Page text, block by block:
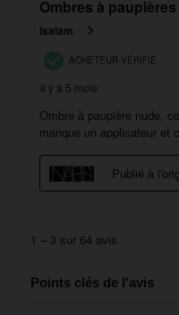
Points clés de l'avis